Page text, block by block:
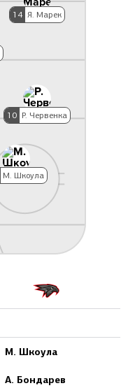
14 Я. Марек
М. Шкоула
10 Р. Червенка
М. Шкоула
А. Бондарев